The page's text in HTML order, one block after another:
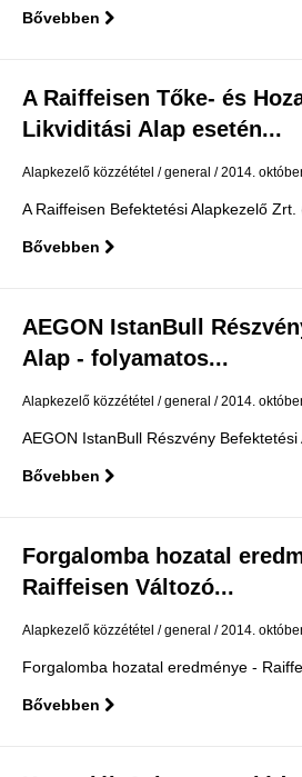
Bővebben
A Raiffeisen Tőke- és
Likviditási Alap esetén...
Alapkezelő közzététel general 2014.
A Raiffeisen Befektetési Alapkezelő
Bővebben
AEGON IstanBull
Alap - folyamatos...
Alapkezelő közzététel general 2014.
AEGON IstanBull Részvény
Bővebben
Forgalomba hozatal
Raiffeisen Változó...
Alapkezelő közzététel general 2014.
Forgalomba hozatal eredménye -
Bővebben